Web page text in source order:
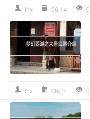
lhx 06-14 0
lhx 06-14 0